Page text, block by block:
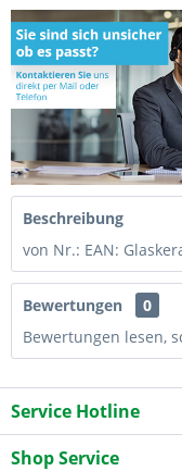
Beschreibung
von Nr.: EAN:
Bewertungen
0
Bewertungen lesen,
Service Hotline
Shop Service